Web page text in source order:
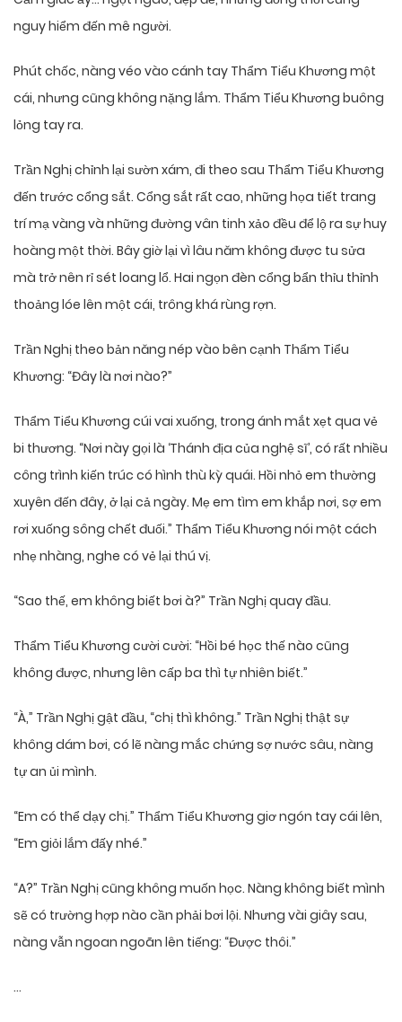
nguy hiểm đến mê người.
Phút chốc, nàng véo vào cánh tay Thẩm Tiểu Khương một
cái, nhưng cũng không nặng lắm. Thẩm Tiểu Khương buông
lỏng tay ra.
Trần Nghị chỉnh lại sườn xám, đi theo sau Thẩm Tiểu Khương
đến trước cổng sắt. Cổng sắt rất cao, những họa tiết trang
trí mạ vàng và những đường vân tinh xảo đều để lộ ra sự huy
hoàng một thời. Bây giờ lại vì lâu năm không được tu sửa
mà trở nên rỉ sét loang lổ. Hai ngọn đèn cổng bẩn thỉu thỉnh
thoảng lóe lên một cái, trông khá rùng rợn.
Trần Nghị theo bản năng nép vào bên cạnh Thẩm Tiểu
Khương: “Đây là nơi nào?”
Thẩm Tiểu Khương cúi vai xuống, trong ánh mắt xẹt qua vẻ
bi thương. “Nơi này gọi là ‘Thánh địa của nghệ sĩ’, có rất nhiều
công trình kiến trúc có hình thù kỳ quái. Hồi nhỏ em thường
xuyên đến đây, ở lại cả ngày. Mẹ em tìm em khắp nơi, sợ em
rơi xuống sông chết đuối.” Thẩm Tiểu Khương nói một cách
nhẹ nhàng, nghe có vẻ lại thú vị.
“Sao thế, em không biết bơi à?” Trần Nghị quay đầu.
Thẩm Tiểu Khương cười cười: “Hồi bé học thế nào cũng
không được, nhưng lên cấp ba thì tự nhiên biết.”
“À,” Trần Nghị gật đầu, “chị thì không.” Trần Nghị thật sự
không dám bơi, có lẽ nàng mắc chứng sợ nước sâu, nàng
tự an ủi mình.
“Em có thể dạy chị.” Thẩm Tiểu Khương giơ ngón tay cái lên,
“Em giỏi lắm đấy nhé.”
“A?” Trần Nghị cũng không muốn học. Nàng không biết mình
sẽ có trường hợp nào cần phải bơi lội. Nhưng vài giây sau,
nàng vẫn ngoan ngoãn lên tiếng: “Được thôi.”
…